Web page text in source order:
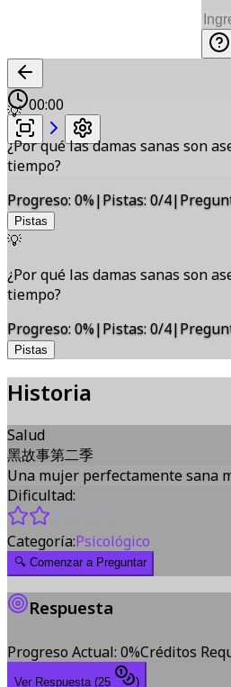
00:00
💡
¿Por qué las damas sanas son
tiempo?
Progreso:0%|Pistas:0/4|
Pistas
💡
¿Por qué las damas sanas son
tiempo?
Progreso:0%|Pistas:0/4|
Pistas
Historia
Salud
黑故事第二季
Una mujer perfectamente sana
Dificultad:
Categoría:Psicológico
🔍 Comenzar a Preguntar
Respuesta
Progreso Actual: 0%Créditos
Ver Respuesta (25 )